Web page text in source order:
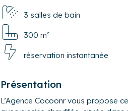
3 salles de bain
300 m²
réservation instantanée
Présentation
L’Agence Cocoonr vous propose